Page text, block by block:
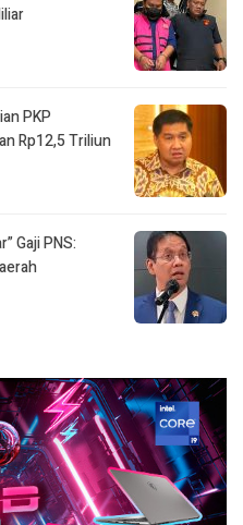
PKP
Rp12,5 Triliun
Gaji PNS: